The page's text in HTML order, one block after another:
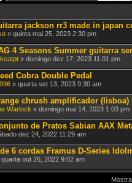
jackson rr3 made in japan
» quinta mai 25, 2023 2:30 pm
4 Seasons Summer guitarra
» domingo dez 17, 2023 11:01 pm
Cobra Double Pedal
» quarta set 13, 2023 9:30 am
chrush amplificador (lisboa)
Warlock » domingo mai 14, 2023 1:03 pm
de Pratos Sabian AAX
dez 24, 2022 11:29 am
6 cordas Framus D-Series
quarta out 26, 2022 9:02 am